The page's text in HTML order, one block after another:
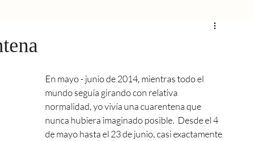
En mayo - junio de 2014, mientras todo el
mundo seguía girando con relativa
normalidad, yo vivía una cuarentena que
nunca hubiera imaginado posible.  Desde el 4
de mayo hasta el 23 de junio, casi exactamente